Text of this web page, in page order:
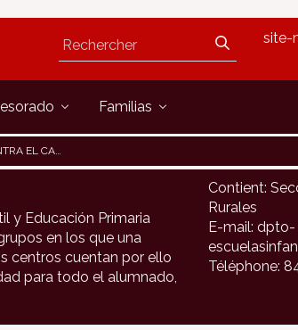
site-
Familias
DE OTSAGABIA
y Educación Primaria
en los que una
centros cuentan por ello
para todo el alumnado,
Contient:
Rurales
E-mail: dpto-
Téléphone: